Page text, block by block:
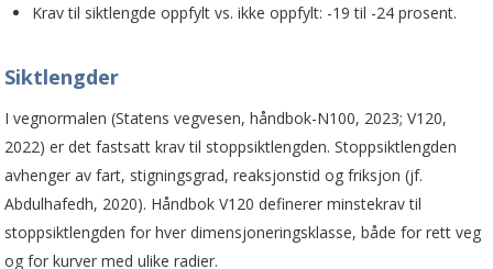
Krav til siktlengde oppfylt vs. ikke oppfylt: -19 til -24 prosent.
Siktlengder
I vegnormalen (Statens vegvesen, håndbok-N100, 2023; V120,
2022) er det fastsatt krav til stoppsiktlengden. Stoppsiktlengden
avhenger av fart, stigningsgrad, reaksjonstid og friksjon (jf.
Abdulhafedh, 2020). Håndbok V120 definerer minstekrav til
stoppsiktlengden for hver dimensjoneringsklasse, både for rett veg
og for kurver med ulike radier.